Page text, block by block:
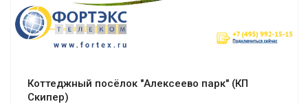
Коттеджный посёлок "Алексеево парк" (КП
Скипер)